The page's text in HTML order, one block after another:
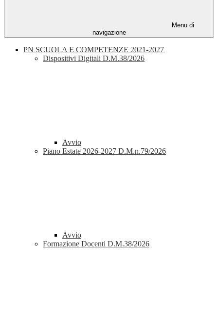
Menu di
navigazione
PN SCUOLA E COMPETENZE 2021-2027
Dispositivi Digitali D.M.38/2026
Avvio
Piano Estate 2026-2027 D.M.n.79/2026
Avvio
Formazione Docenti D.M.38/2026